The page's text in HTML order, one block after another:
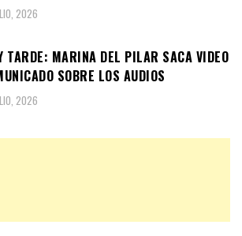
2026
TARDE: MARINA DEL PILAR SACA VIDEO
SOBRE LOS AUDIOS
2026